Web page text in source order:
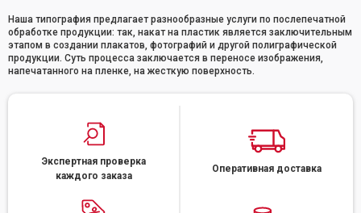
Наша типография предлагает разнообразные услуги по послепечатной
обработке продукции: так, накат на пластик является заключительным
этапом в создании плакатов, фотографий и другой полиграфической
продукции. Суть процесса заключается в переносе изображения,
напечатанного на пленке, на жесткую поверхность.
Экспертная проверка
каждого заказа
Оперативная доставка